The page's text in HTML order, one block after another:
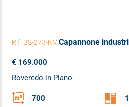
Rif. BS-273-NVCapannone
€ 169.000
Roveredo in Piano
700 1